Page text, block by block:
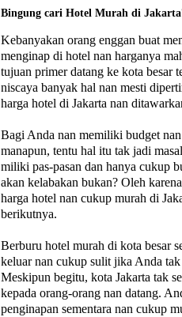
Bingung cari Hotel Murah di
Kebanyakan orang enggan buat
menginap di hotel nan harganya
tujuan primer datang ke kota besar
niscaya banyak hal nan mesti
harga hotel di Jakarta nan
Bagi Anda nan memiliki budget
manapun, tentu hal itu tak jadi
miliki pas-pasan dan hanya cukup
akan kelabakan bukan? Oleh
harga hotel nan cukup murah di
berikutnya.
Berburu hotel murah di kota besar
keluar nan cukup sulit jika Anda
Meskipun begitu, kota Jakarta tak
kepada orang-orang nan datang.
penginapan sementara nan cukup